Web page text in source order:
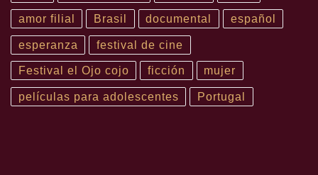
amor filial Brasil documental español
esperanza festival de cine
Festival el Ojo cojo ficción mujer
películas para adolescentes Portugal